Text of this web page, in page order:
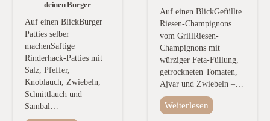
deinen Burger
Auf einen BlickBurger
Patties selber
machenSaftige
Rinderhack-Patties mit
Salz, Pfeffer,
Knoblauch, Zwiebeln,
Schnittlauch und
Sambal…
Auf einen BlickGefüllte
Riesen-Champignons
vom GrillRiesen-
Champignons mit
würziger Feta-Füllung,
getrockneten Tomaten,
Ajvar und Zwiebeln –…
Weiterlesen